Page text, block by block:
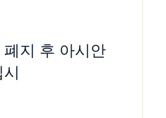
지 후 아시안